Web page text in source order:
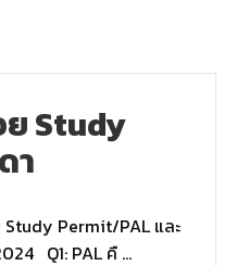
Study
า
Permit/PAL และ
Q1: PAL คื …